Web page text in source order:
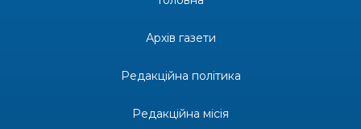
Одна з найяскравіших постатей Бахмута –
Архів газети
Редакційна політика
Редакційна місія